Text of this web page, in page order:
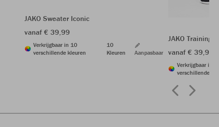
JAKO Sweater Iconic
vanaf € 39,99
Verkrijgbaar in 10
verschillende kleuren
10
Kleuren
Aanpasbaar
JAKO
vanaf € 39,99
Verkrijgbaar in 6
verschillende